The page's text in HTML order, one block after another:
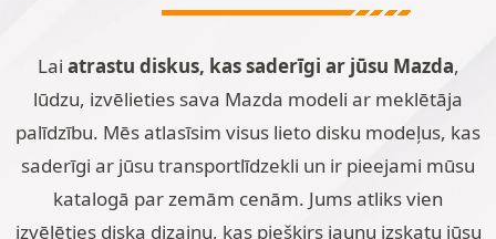
Lai atrastu diskus, kas saderīgi ar jūsu Mazda,
lūdzu, izvēlieties sava Mazda modeli ar meklētāja
palīdzību. Mēs atlasīsim visus lieto disku modeļus, kas
saderīgi ar jūsu transportlīdzekli un ir pieejami mūsu
katalogā par zemām cenām. Jums atliks vien
izvēlēties diska dizainu, kas piešķirs jaunu izskatu jūsu